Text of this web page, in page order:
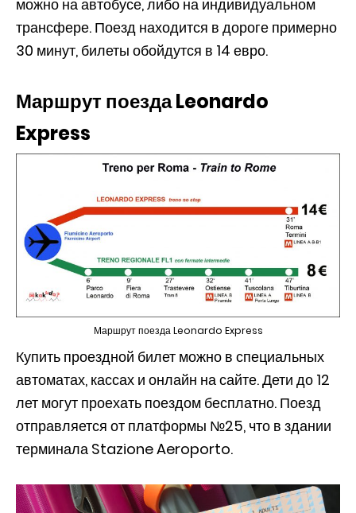
можно на автобусе, либо на индивидуальном
трансфере. Поезд находится в дороге примерно
30 минут, билеты обойдутся в 14 евро.
Маршрут поезда Leonardo
Express
Маршрут поезда Leonardo Express
Купить проездной билет можно в специальных
автоматах, кассах и онлайн на сайте. Дети до 12
лет могут проехать поездом бесплатно. Поезд
отправляется от платформы №25, что в здании
терминала Stazione Aeroporto.